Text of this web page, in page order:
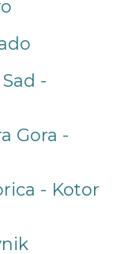
-
Gora -
- Kotor